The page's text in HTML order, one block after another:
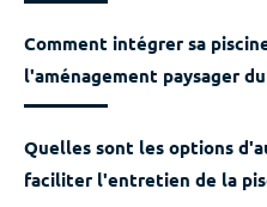
Comment intégrer sa
l'aménagement paysager
Quelles sont les options
faciliter l'entretien de la